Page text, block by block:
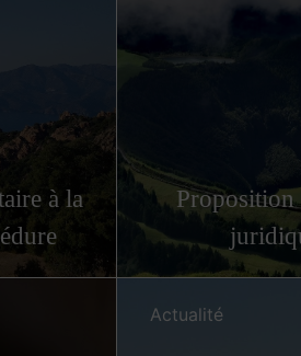
à la
Proposition
Actualité